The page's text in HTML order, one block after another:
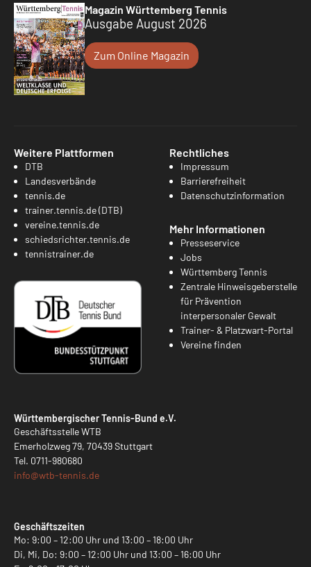
Magazin Württemberg Tennis
Ausgabe August 2026
Zum Online Magazin
Weitere Plattformen
DTB
Landesverbände
tennis.de
trainer.tennis.de (DTB)
vereine.tennis.de
schiedsrichter.tennis.de
tennistrainer.de
Rechtliches
Impressum
Barrierefreiheit
Datenschutzinformation
Mehr Informationen
Presseservice
Jobs
Württemberg Tennis
Zentrale Hinweisgeberstelle
für Prävention
interpersonaler Gewalt
Trainer- & Platzwart-Portal
Vereine finden
Württembergischer Tennis-Bund e.V.
Geschäftsstelle WTB
Emerholzweg 79, 70439 Stuttgart
Tel. 0711-980680
info@wtb-tennis.de
Geschäftszeiten
Mo: 9:00 – 12:00 Uhr und 13:00 – 18:00 Uhr
Di, Mi, Do: 9:00 – 12:00 Uhr und 13:00 – 16:00 Uhr